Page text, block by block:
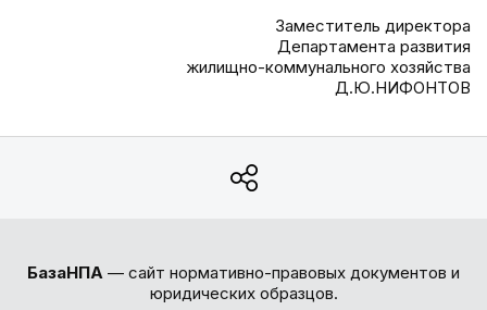
Заместитель директора
Департамента развития
жилищно-коммунального хозяйства
Д.Ю.НИФОНТОВ
БазаНПА — сайт нормативно-правовых документов и
юридических образцов.